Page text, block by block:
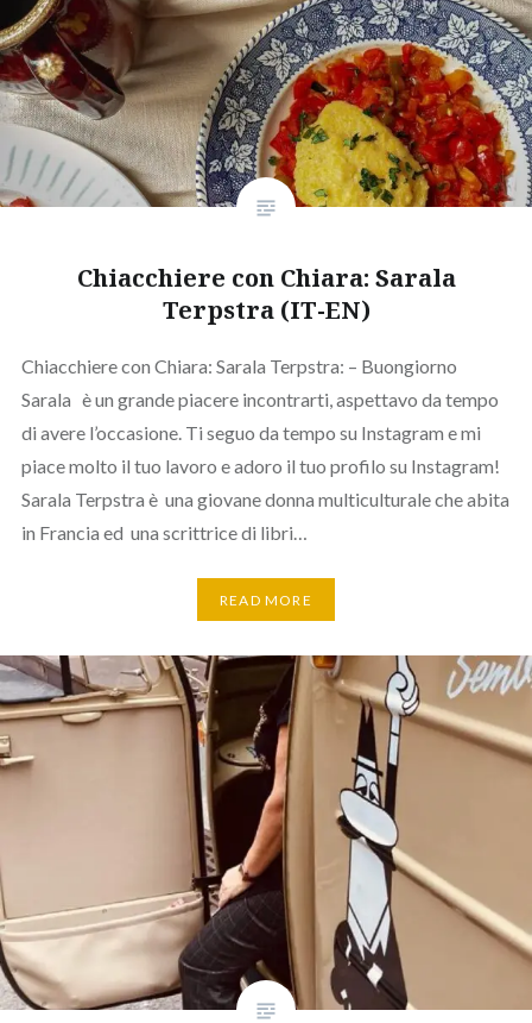
Chiacchiere con Chiara: Sarala
Terpstra (IT-EN)
Chiacchiere con Chiara: Sarala Terpstra: – Buongiorno
Sarala è un grande piacere incontrarti, aspettavo da tempo
di avere l’occasione. Ti seguo da tempo su Instagram e mi
piace molto il tuo lavoro e adoro il tuo profilo su Instagram!
Sarala Terpstra è una giovane donna multiculturale che abita
in Francia ed una scrittrice di libri…
READ MORE